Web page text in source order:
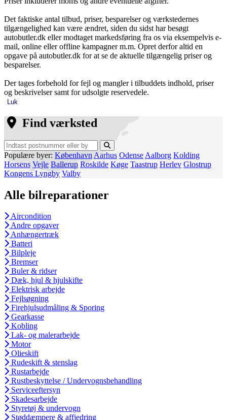
Det faktiske antal tilbud, priser, besparelser og værkstedernes
tilgængelighed kan være ændret, siden du sidst har besøgt
autobutler.dk eller modtaget markedsføring fra os via eksempelvis e-
mail, online eller offline kampagner m.m. Opret derfor altid en
opgave på autobutler.dk for at se de aktuelle tilgængelig priser og
besparelser.
Der tages forbehold for fejl og mangler i tilbuddets indhold, priser
og beskrivelser samt for udsolgte reservedele.
Luk
Find værksted
Populære byer: København Aarhus Odense Aalborg Kolding
Horsens Vejle Ballerup Roskilde Køge Taastrup Herlev Glostrup
Kongens Lyngby Valby
Alle bilreparationer
Aircondition
Andre opgaver
Anhængertræk
Batteri
Bilpleje
Bremser
Buler & ridser
Dæk, hjul & hjulskifte
Elektrisk arbejde
Fejlsøgning
Firehjulsudmåling & Sporing
Gearkasse
Kobling
Lak- og malerarbejde
Motor
Olieskift
Rudeskift & stenslag
Rustarbejde
Rustbeskyttelse / Undervognsbehandling
Serviceeftersyn
Skadesarbejde
Styretøj & undervogn
Støddæmpere & affjedring